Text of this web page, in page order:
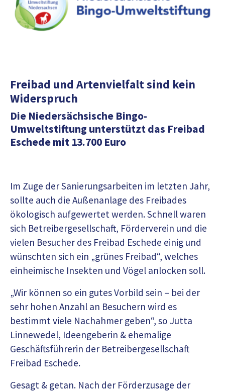
Freibad und Artenvielfalt sind kein
Widerspruch
Die Niedersächsische Bingo-
Umweltstiftung unterstützt das Freibad
Eschede mit 13.700 Euro
Im Zuge der Sanierungsarbeiten im letzten Jahr,
sollte auch die Außenanlage des Freibades
ökologisch aufgewertet werden. Schnell waren
sich Betreibergesellschaft, Förderverein und die
vielen Besucher des Freibad Eschede einig und
wünschten sich ein „grünes Freibad“, welches
einheimische Insekten und Vögel anlocken soll.
„Wir können so ein gutes Vorbild sein – bei der
sehr hohen Anzahl an Besuchern wird es
bestimmt viele Nachahmer geben“, so Jutta
Linnewedel, Ideengeberin & ehemalige
Geschäftsführerin der Betreibergesellschaft
Freibad Eschede.
Gesagt & getan. Nach der Förderzusage der